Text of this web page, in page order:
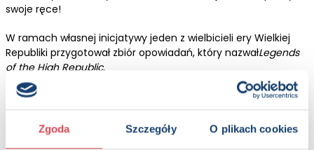
Zgoda Szczegóły O plikach cookies
swoje ręce!
W ramach własnej inicjatywy jeden z wielbicieli ery Wielkiej
Republiki przygotował zbiór opowiadań, który nazwałLegends
of the High Republic.
Antologia przeznaczona jest głównie dla grupy middle grade i
young adult, ale warto do niej zajrzeć nawet dla samych
grafik przygotowanych w ramach tego projektu. Całość